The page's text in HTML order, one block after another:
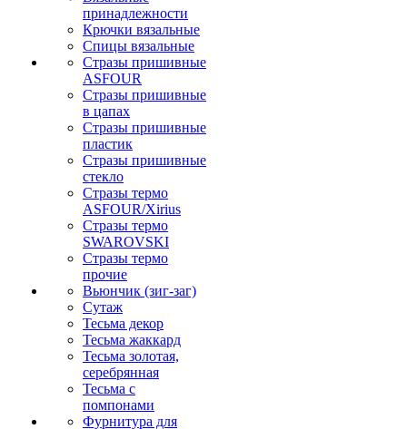
принадлежности
Крючки вязальные
Спицы вязальные
Стразы пришивные
ASFOUR
Стразы пришивные
в цапах
Стразы пришивные
пластик
Стразы пришивные
стекло
Стразы термо
ASFOUR/Xirius
Стразы термо
SWAROVSKI
Стразы термо
прочие
Вьюнчик (зиг-заг)
Сутаж
Тесьма декор
Тесьма жаккард
Тесьма золотая,
серебрянная
Тесьма с
помпонами
Фурнитура для